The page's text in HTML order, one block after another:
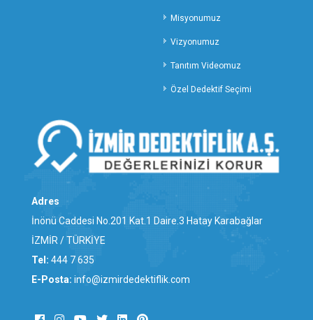
YOZGAT ÖZEL DEDEKTİFLİK
ZONGULDAK ÖZEL DEDEKTİFLİK
ALİAĞA ÖZEL DEDEKTİFLİK
BALÇOVA ÖZEL DEDEKTİFLİK
BAYINDIR ÖZEL DEDEKTİFLİK
BAYRAKLI ÖZEL DEDEKTİFLİK
BERGAMA ÖZEL DEDEKTİFLİK
BEYDAĞ ÖZEL DEDEKTİFLİK
BORNOVA ÖZEL DEDEKTİFLİK
ÇEŞME ÖZEL DEDEKTİFLİK
Misyonumuz
Vizyonumuz
Tanıtım Videomuz
Özel Dedektif Seçimi
Adres
İnönü Caddesi No.201 Kat.1 Daire.3 Hatay Karabağlar
İZMİR / TÜRKİYE
Tel: 444 7 635
E-Posta: info@izmirdedektiflik.com